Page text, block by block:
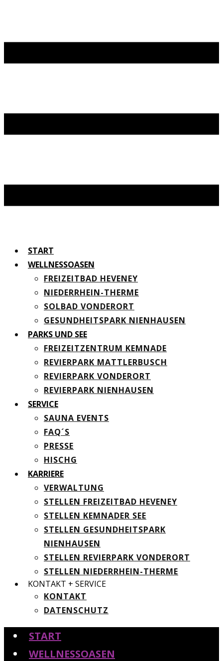
START
WELLNESSOASEN
FREIZEITBAD HEVENEY
NIEDERRHEIN-THERME
SOLBAD VONDERORT
GESUNDHEITSPARK NIENHAUSEN
PARKS UND SEE
FREIZEITZENTRUM KEMNADE
REVIERPARK MATTLERBUSCH
REVIERPARK VONDERORT
REVIERPARK NIENHAUSEN
SERVICE
SAUNA EVENTS
FAQ´S
PRESSE
HISCHG
KARRIERE
VERWALTUNG
STELLEN FREIZEITBAD HEVENEY
STELLEN KEMNADER SEE
STELLEN GESUNDHEITSPARK
NIENHAUSEN
STELLEN REVIERPARK VONDERORT
STELLEN NIEDERRHEIN-THERME
KONTAKT + SERVICE
KONTAKT
DATENSCHUTZ
START
WELLNESSOASEN